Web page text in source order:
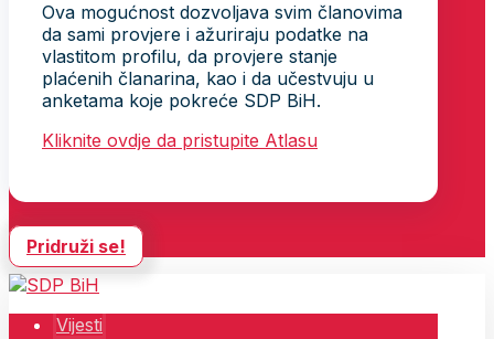
Ova mogućnost dozvoljava svim članovima
da sami provjere i ažuriraju podatke na
vlastitom profilu, da provjere stanje
plaćenih članarina, kao i da učestvuju u
anketama koje pokreće SDP BiH.
Kliknite ovdje da pristupite Atlasu
Pridruži se!
Vijesti